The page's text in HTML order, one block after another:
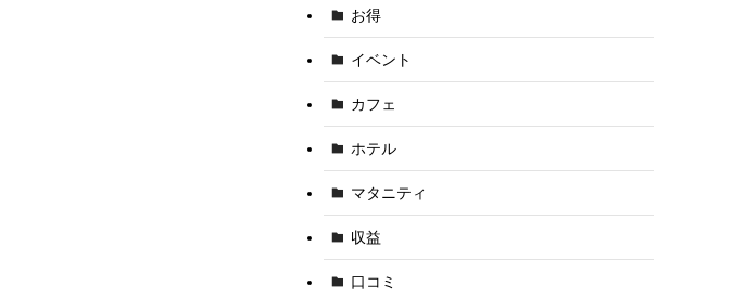
お得
イベント
カフェ
ホテル
マタニティ
収益
口コミ